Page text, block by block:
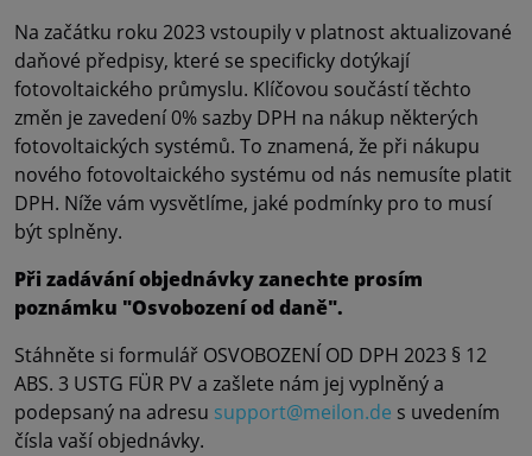
Na začátku roku 2023 vstoupily v platnost aktualizované
daňové předpisy, které se specificky dotýkají
fotovoltaického průmyslu. Klíčovou součástí těchto
změn je zavedení 0% sazby DPH na nákup některých
fotovoltaických systémů. To znamená, že při nákupu
nového fotovoltaického systému od nás nemusíte platit
DPH. Níže vám vysvětlíme, jaké podmínky pro to musí
být splněny.
Při zadávání objednávky zanechte prosím
poznámku "Osvobození od daně".
Stáhněte si formulář OSVOBOZENÍ OD DPH 2023 § 12
ABS. 3 USTG FÜR PV a zašlete nám jej vyplněný a
podepsaný na adresu support@meilon.de s uvedením
čísla vaší objednávky.